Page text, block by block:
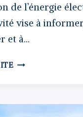
de l’énergie
vise à
et à…
LES